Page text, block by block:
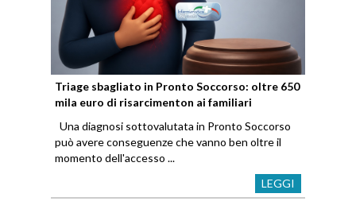
Triage sbagliato in Pronto Soccorso: oltre 650
mila euro di risarcimenton ai familiari
Una diagnosi sottovalutata in Pronto Soccorso
può avere conseguenze che vanno ben oltre il
momento dell'accesso ...
LEGGI